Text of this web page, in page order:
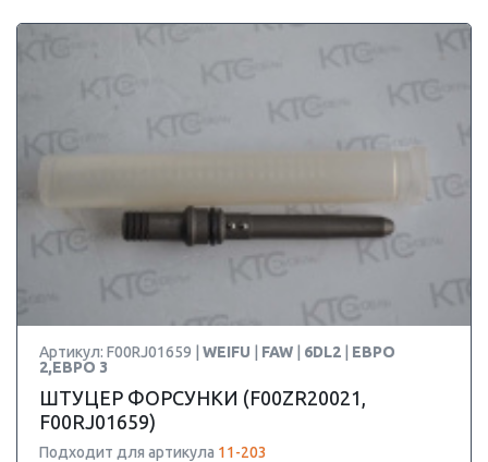
Артикул: F00RJ01659 | WEIFU FAW 6DL2
ЕВРО
2,ЕВРО 3
ШТУЦЕР ФОРСУНКИ (F00ZR20021,
F00RJ01659)
Подходит для артикула 11-203